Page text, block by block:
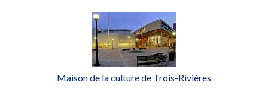
Maison de la culture de Trois-Rivières